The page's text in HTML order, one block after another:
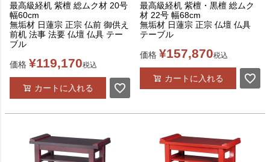
最高級経机 紫檀 総ムク材 20号
幅60cm
無垢材 日蓮宗 正宗 仏前 御供え
前机 法事 法要 仏壇 仏具 テー
ブル
価格 ¥119,170税込
カートに入れる
最高級経机 紫檀・黒檀 総ムク
材 22号 幅68cm
無垢材 日蓮宗 正宗 仏壇 仏具
テーブル
価格 ¥157,870税込
カートに入れる